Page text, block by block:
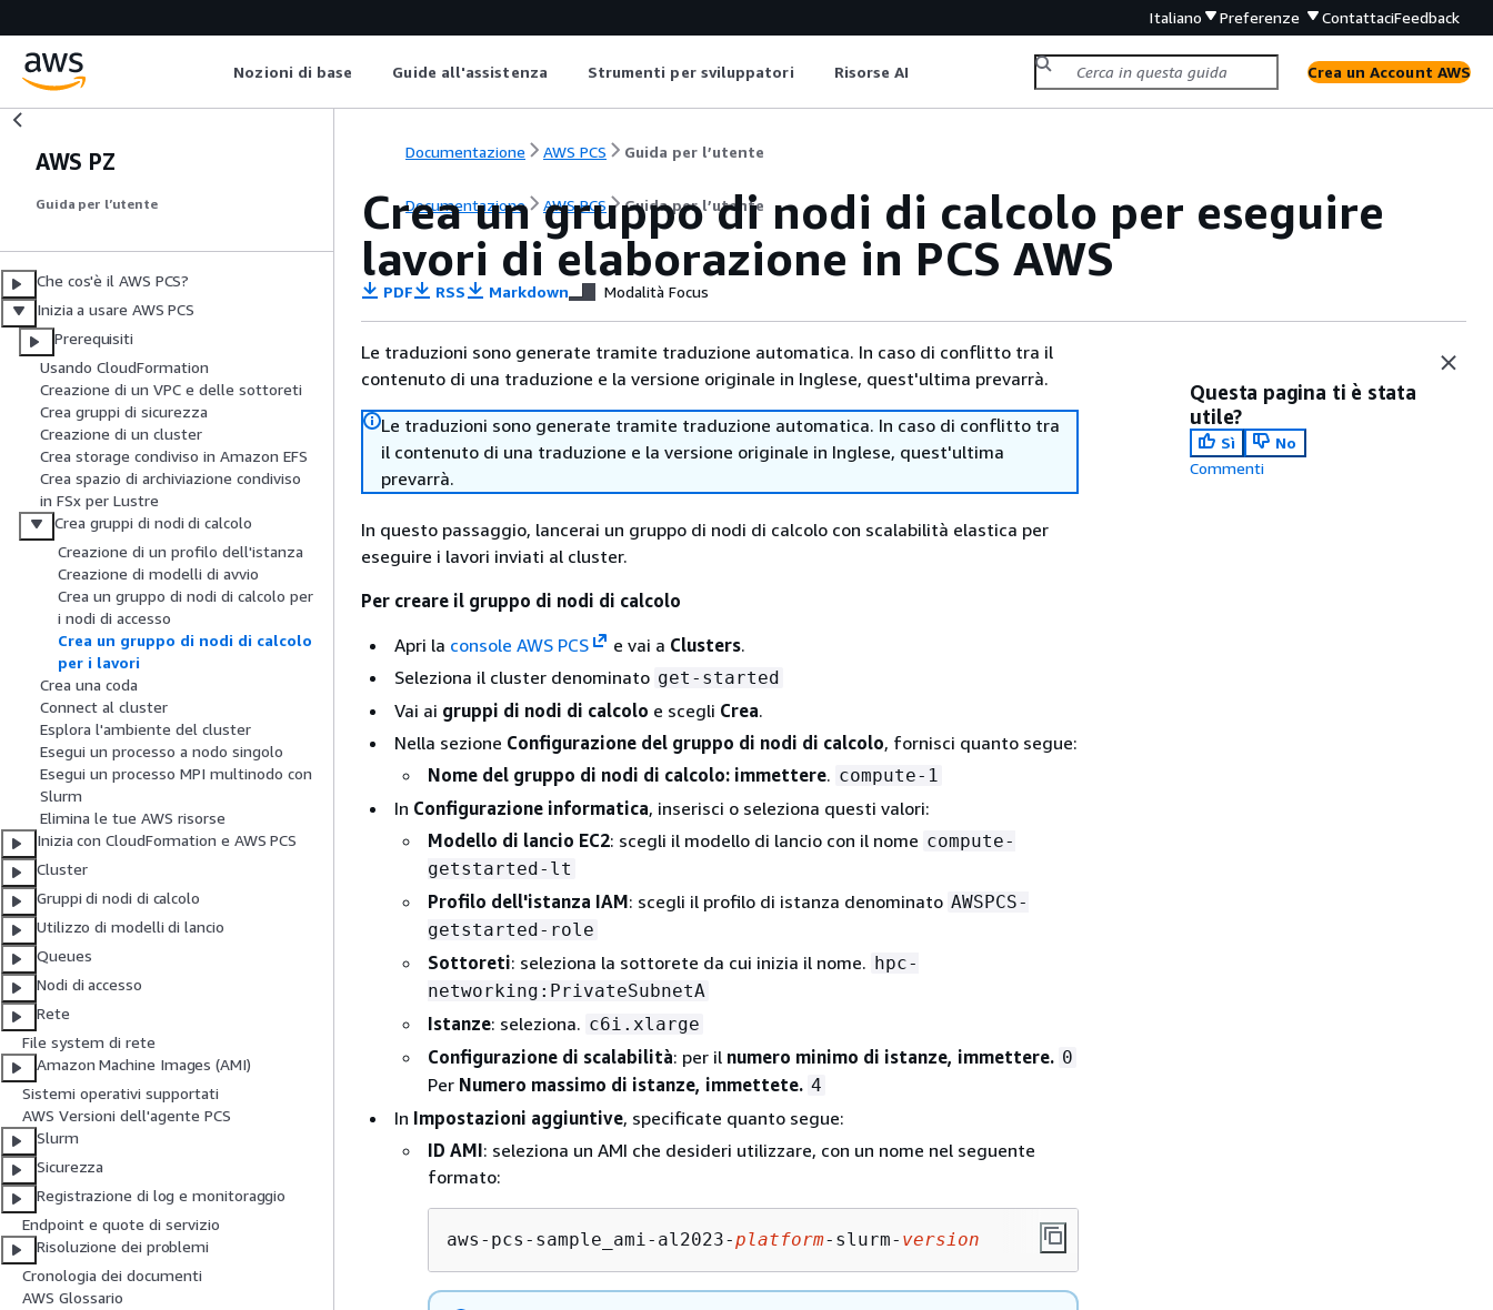
Italiano Preferenze ContattaciFeedback
Nozioni di base Guide all'assistenza Strumenti per sviluppatori Risorse AI Crea un Account AWS
AWS PZ
Guida per l’utente
Che cos'è il AWS PCS?
Inizia a usare AWS PCS
Prerequisiti
Usando CloudFormation
Creazione di un VPC e delle sottoreti
Crea gruppi di sicurezza
Creazione di un cluster
Crea storage condiviso in Amazon EFS
Crea spazio di archiviazione condiviso
in FSx per Lustre
Crea gruppi di nodi di calcolo
Creazione di un profilo dell'istanza
Creazione di modelli di avvio
Crea un gruppo di nodi di calcolo per
i nodi di accesso
Crea un gruppo di nodi di calcolo
per i lavori
Crea una coda
Connect al cluster
Esplora l'ambiente del cluster
Esegui un processo a nodo singolo
Esegui un processo MPI multinodo con
Slurm
Elimina le tue AWS risorse
Inizia con CloudFormation e AWS PCS
Cluster
Gruppi di nodi di calcolo
Utilizzo di modelli di lancio
Queues
Nodi di accesso
Rete
File system di rete
Amazon Machine Images (AMI)
Sistemi operativi supportati
AWS Versioni dell'agente PCS
Slurm
Sicurezza
Registrazione di log e monitoraggio
Endpoint e quote di servizio
Risoluzione dei problemi
Cronologia dei documenti
AWS Glossario
Documentazione AWS PCS Guida per l’utente
Documentazione AWS PCS Guida per l’utente
Crea un gruppo di nodi di calcolo per eseguire
lavori di elaborazione in PCS AWS
PDF RSS Markdown Modalità Focus
Le traduzioni sono generate tramite traduzione automatica. In caso di conflitto tra il
contenuto di una traduzione e la versione originale in Inglese, quest'ultima prevarrà.
Le traduzioni sono generate tramite traduzione automatica. In caso di conflitto tra
il contenuto di una traduzione e la versione originale in Inglese, quest'ultima
prevarrà.
In questo passaggio, lancerai un gruppo di nodi di calcolo con scalabilità elastica per
eseguire i lavori inviati al cluster.
Per creare il gruppo di nodi di calcolo
Apri la console AWS PCS e vai a Clusters.
Seleziona il cluster denominato get-started
Vai ai gruppi di nodi di calcolo e scegli Crea.
Nella sezione Configurazione del gruppo di nodi di calcolo, fornisci quanto segue:
Nome del gruppo di nodi di calcolo: immettere. compute-1
In Configurazione informatica, inserisci o seleziona questi valori:
Modello di lancio EC2: scegli il modello di lancio con il nome compute-
getstarted-lt
Profilo dell'istanza IAM: scegli il profilo di istanza denominato AWSPCS-
getstarted-role
Sottoreti: seleziona la sottorete da cui inizia il nome. hpc-
networking:PrivateSubnetA
Istanze: seleziona. c6i.xlarge
Configurazione di scalabilità: per il numero minimo di istanze, immettere. 0
Per Numero massimo di istanze, immettete. 4
In Impostazioni aggiuntive, specificate quanto segue:
ID AMI: seleziona un AMI che desideri utilizzare, con un nome nel seguente
formato:
aws-pcs-sample_ami-al2023-platform-slurm- version
Questa pagina ti è stata
utile?
Sì
No
Commenti